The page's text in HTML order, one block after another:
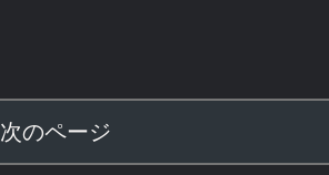
次のページ